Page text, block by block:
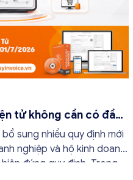
tử không cần có đầy
sung nhiều quy định mới
nghiệp và hộ kinh doanh
đúng quy định. Trong